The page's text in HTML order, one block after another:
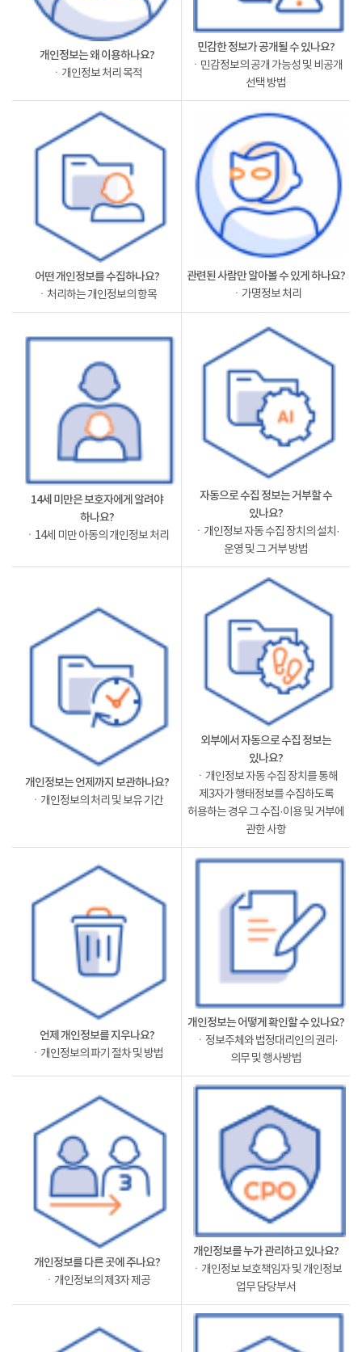
개인정보는 왜 이용하나요?
ㆍ개인정보 처리 목적
민감한 정보가 공개될 수 있나요?
ㆍ민감정보의 공개 가능성 및 비공개
선택 방법
어떤 개인정보를 수집하나요?
ㆍ처리하는 개인정보의 항목
관련된 사람만 알아볼 수 있게 하나요?
ㆍ가명정보 처리
14세 미만은 보호자에게 알려야
하나요?
ㆍ14세 미만 아동의 개인정보 처리
자동으로 수집 정보는 거부할 수
있나요?
ㆍ개인정보 자동 수집 장치의 설치·
운영 및 그 거부 방법
개인정보는 언제까지 보관하나요?
ㆍ개인정보의 처리 및 보유 기간
외부에서 자동으로 수집 정보는
있나요?
ㆍ개인정보 자동 수집 장치를 통해
제3자가 행태정보를 수집하도록
허용하는 경우 그 수집·이용 및 거부에
관한 사항
언제 개인정보를 지우나요?
ㆍ개인정보의 파기 절차 및 방법
개인정보는 어떻게 확인할 수 있나요?
ㆍ정보주체와 법정대리인의 권리·
의무 및 행사방법
개인정보를 다른 곳에 주나요?
ㆍ개인정보의 제3자 제공
개인정보를 누가 관리하고 있나요?
ㆍ개인정보 보호책임자 및 개인정보
업무 담당부서